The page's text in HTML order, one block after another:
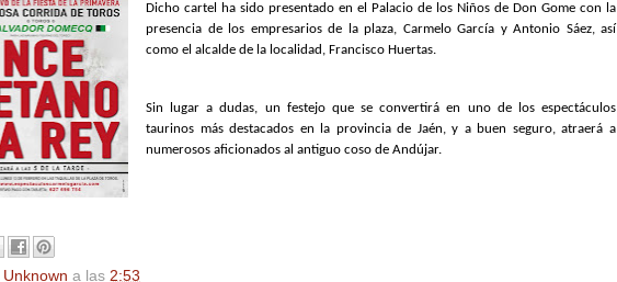
Dicho cartel ha sido presentado en el Palacio de los Niños de Don Gome con la
presencia de los empresarios de la plaza, Carmelo García y Antonio Sáez, así
como el alcalde de la localidad, Francisco Huertas.
Sin lugar a dudas, un festejo que se convertirá en uno de los espectáculos
taurinos más destacados en la provincia de Jaén, y a buen seguro, atraerá a
numerosos aficionados al antiguo coso de Andújar.
Unknown a las 2:53